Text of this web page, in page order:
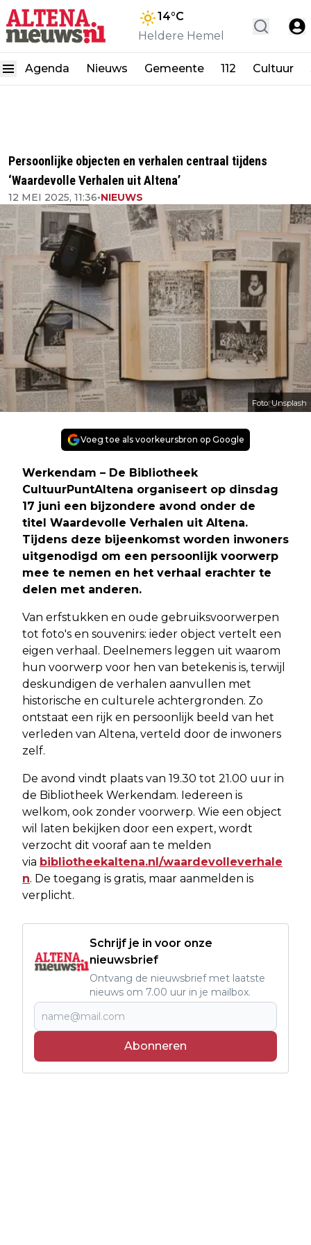
14°C
Heldere Hemel
Agenda Nieuws Gemeente 112 Cultuur
Persoonlijke objecten en verhalen centraal tijdens
‘Waardevolle Verhalen uit Altena’
12 MEI 2025, 11:36•NIEUWS
Foto: Unsplash
Voeg toe als voorkeursbron op Google
Werkendam – De Bibliotheek
CultuurPuntAltena organiseert op dinsdag
17 juni een bijzondere avond onder de
titel Waardevolle Verhalen uit Altena.
Tijdens deze bijeenkomst worden inwoners
uitgenodigd om een persoonlijk voorwerp
mee te nemen en het verhaal erachter te
delen met anderen.
Van erfstukken en oude gebruiksvoorwerpen
tot foto's en souvenirs: ieder object vertelt een
eigen verhaal. Deelnemers leggen uit waarom
hun voorwerp voor hen van betekenis is, terwijl
deskundigen de verhalen aanvullen met
historische en culturele achtergronden. Zo
ontstaat een rijk en persoonlijk beeld van het
verleden van Altena, verteld door de inwoners
zelf.
De avond vindt plaats van 19.30 tot 21.00 uur in
de Bibliotheek Werkendam. Iedereen is
welkom, ook zonder voorwerp. Wie een object
wil laten bekijken door een expert, wordt
verzocht dit vooraf aan te melden
via bibliotheekaltena.nl/waardevolleverhale
n. De toegang is gratis, maar aanmelden is
verplicht.
Schrijf je in voor onze
nieuwsbrief
Ontvang de nieuwsbrief met laatste
nieuws om 7.00 uur in je mailbox.
Abonneren